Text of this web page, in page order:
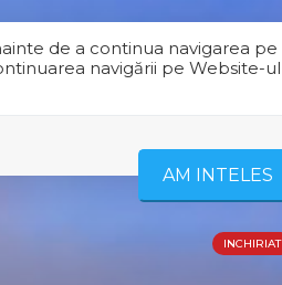
de a continua navigarea pe
navigării pe Website-ul
AM INTELES
INCHIRIAT